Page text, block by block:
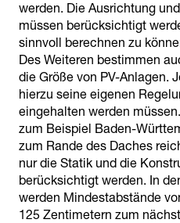
werden. Die Ausrichtung
müssen berücksichtigt
sinnvoll berechnen zu
Des Weiteren bestimmen
die Größe von PV-Anlagen.
hierzu seine eigenen
eingehalten werden
zum Beispiel Baden-
zum Rande des Daches
nur die Statik und die
berücksichtigt werden. In
werden Mindestabstände
125 Zentimetern zum